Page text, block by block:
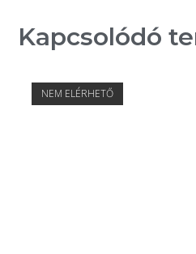
Kapcsolódó
NEM ELÉRHETŐ